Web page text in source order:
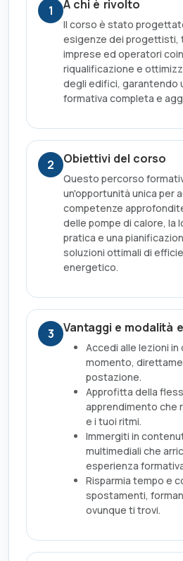
1 A chi è rivolto
Il corso è stato
esigenze dei progettisti,
imprese ed operatori
riqualificazione e
degli edifici, garantendo
formativa completa e
2 Obiettivi del corso
Questo percorso
un'opportunità unica per
competenze
delle pompe di calore, la
pratica e una
soluzioni ottimali di
energetico.
3 Vantaggi e modalità
Accedi alle lezioni in
momento,
postazione.
Approfitta della
apprendimento che
e i tuoi ritmi.
Immergiti in
multimediali che
esperienza
Risparmia tempo e
spostamenti,
ovunque ti trovi.